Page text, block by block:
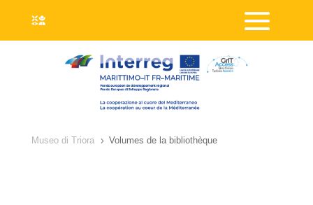
Museo di Triora 5 Volumes de la bibliothèque